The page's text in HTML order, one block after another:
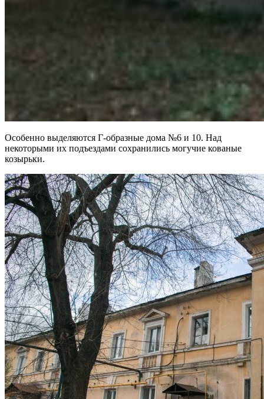
Особенно выделяются Г-образные дома №6 и 10. Над
некоторыми их подъездами сохранились могучие кованые
козырьки.